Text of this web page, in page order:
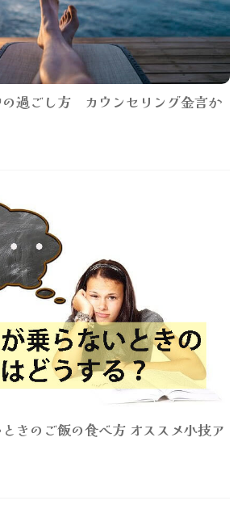
過ごし方 カウンセリング金言か
きのご飯の食べ方 オススメ小技ア